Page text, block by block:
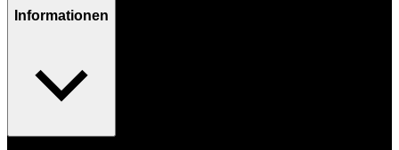
Informationen